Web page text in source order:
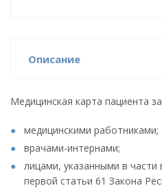
Описание
Медицинская карта пациента
медицинскими работниками;
врачами-интернами;
лицами, указанными в части
первой статьи 61 Закона